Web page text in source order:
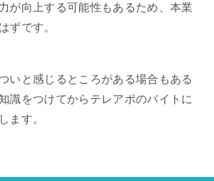
が向上する可能性もあるため、本業
ずです。
いと感じるところがある場合もある
識をつけてからテレアポのバイトに
ます。